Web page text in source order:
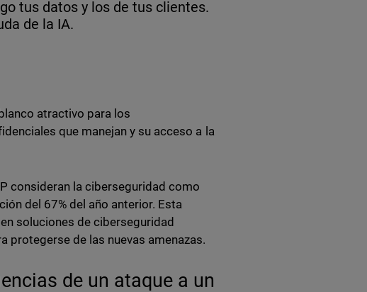
tus datos y los de tus clientes.
de la IA.
atractivo para los
que manejan y su acceso a la
consideran la ciberseguridad como
del 67% del año anterior. Esta
soluciones de ciberseguridad
protegerse de las nuevas amenazas.
de un ataque a un